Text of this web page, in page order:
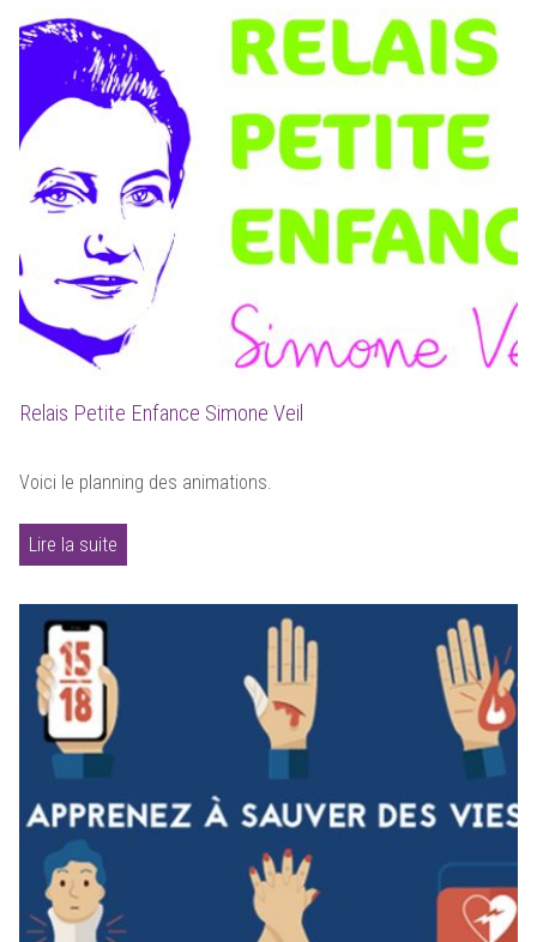
Relais Petite Enfance Simone Veil
Voici le planning des animations.
Lire la suite